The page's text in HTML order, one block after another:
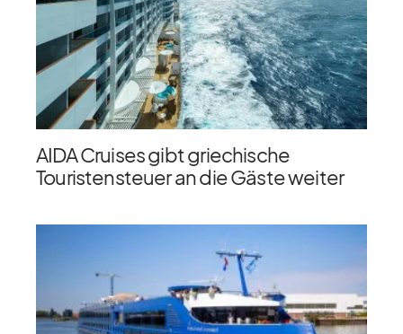
AIDA Cruises gibt griechische
Touristensteuer an die Gäste weiter